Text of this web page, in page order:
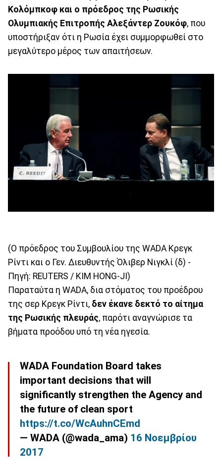
Κολόμπκοφ και ο πρόεδρος της Ρωσικής
Ολυμπιακής Επιτροπής Αλεξάντερ Ζουκόφ, που
υποστήριξαν ότι η Ρωσία έχει συμμορφωθεί στο
μεγαλύτερο μέρος των απαιτήσεων.
(Ο πρόεδρος του Συμβουλίου της WADA Κρεγκ
Ρίντι και ο Γεν. Διευθυντής Όλιβερ Νιγκλί (δ) -
Πηγή: REUTERS / KIM HONG-JI)
Παραταύτα η WADA, δια στόματος του προέδρου
της σερ Κρεγκ Ρίντι, δεν έκανε δεκτό το αίτημα
της Ρωσικής πλευράς, παρότι αναγνώρισε τα
βήματα προόδου υπό τη νέα ηγεσία.
WADA Foundation Board takes
important decisions that will
significantly strengthen the Agency and
the future of clean sport
https://t.co/WcAuhnCEmd
— WADA (@wada_ama) 16 Νοεμβρίου
2017